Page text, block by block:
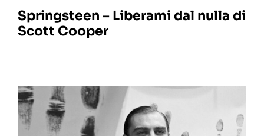
Springsteen – Liberami dal nulla di
Scott Cooper